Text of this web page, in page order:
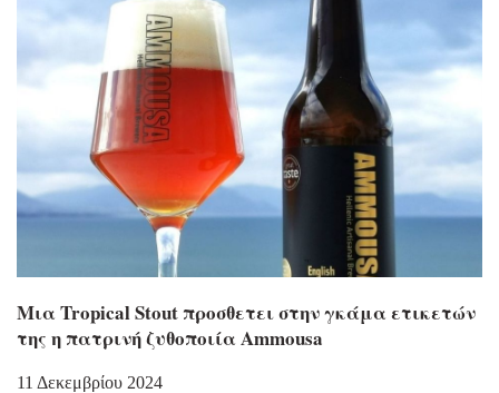
Μια Tropical Stout προσθετει στην γκάμα ετικετών
της η πατρινή ζυθοποιία Ammousa
11 Δεκεμβρίου 2024